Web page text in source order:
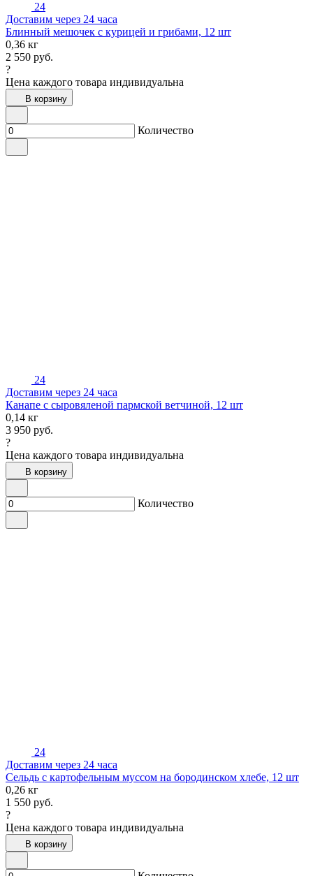
24
Доставим через 24 часа
Блинный мешочек с курицей и грибами, 12 шт
0,36 кг
2 550 руб.
?
Цена каждого товара индивидуальна
В корзину
Количество
24
Доставим через 24 часа
Канапе с сыровяленой пармской ветчиной, 12 шт
0,14 кг
3 950 руб.
?
Цена каждого товара индивидуальна
В корзину
Количество
24
Доставим через 24 часа
Сельдь с картофельным муссом на бородинском хлебе, 12 шт
0,26 кг
1 550 руб.
?
Цена каждого товара индивидуальна
В корзину